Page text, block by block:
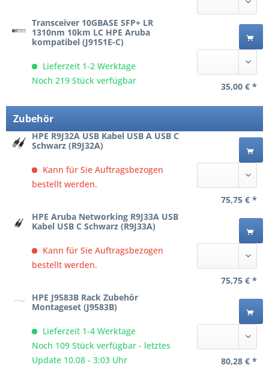
Transceiver 10GBASE SFP+ LR
1310nm 10km LC HPE Aruba
kompatibel (J9151E-C)
Lieferzeit 1-2 Werktage
Noch 219 Stück verfügbar
35,00 € *
Zubehör
HPE R9J32A USB Kabel USB A USB C
Schwarz (R9J32A)
Kann für Sie Auftragsbezogen
bestellt werden.
75,75 € *
HPE Aruba Networking R9J33A USB
Kabel USB C Schwarz (R9J33A)
Kann für Sie Auftragsbezogen
bestellt werden.
75,75 € *
HPE J9583B Rack Zubehör
Montageset (J9583B)
Lieferzeit 1-4 Werktage
Noch 109 Stück verfügbar - letztes
Update 10.08 - 3:03 Uhr
80,28 € *